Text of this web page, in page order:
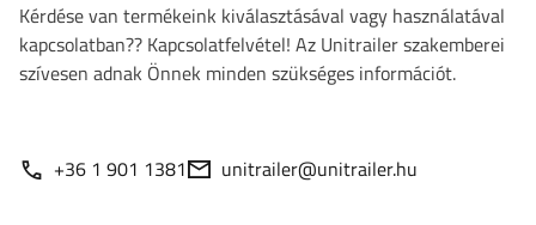
Kérdése van termékeink kiválasztásával vagy használatával
kapcsolatban?? Kapcsolatfelvétel! Az Unitrailer szakemberei
szívesen adnak Önnek minden szükséges információt.
+36 1 901 1381 unitrailer@unitrailer.hu